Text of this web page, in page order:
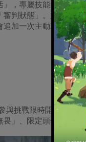
，專屬技能「孽火降
判狀態」。並於特
追加一次主動攻擊。
與挑戰限時開放的
」、限定頭像「一棒